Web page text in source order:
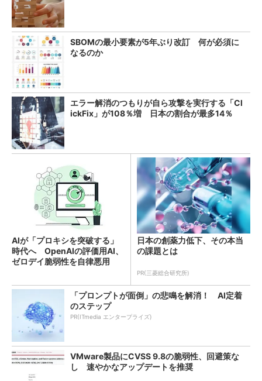
SBOMの最小要素が5年ぶり改訂 何が必須に
なるのか
エラー解消のつもりが自ら攻撃を実行する「Cl
ickFix」が108％増 日本の割合が最多14％
AIが「プロキシを突破する」
時代へ OpenAIの評価用AI、
ゼロデイ脆弱性を自律悪用
日本の創薬力低下、その本当
の課題とは
PR(三菱総合研究所)
「プロンプトが面倒」の悲鳴を解消！ AI定着
のステップ
PR(ITmedia エンタープライズ)
VMware製品にCVSS 9.8の脆弱性、回避策な
し 速やかなアップデートを推奨